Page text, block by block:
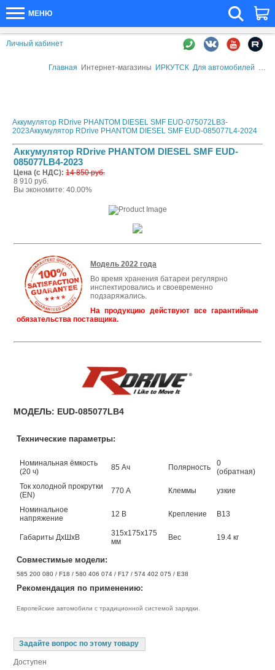
МЕНЮ
Личный кабинет
Главная Интернет-магазины ИРКУТСК Для автомобилей
Аккумулятор RDrive PHANTOM DIESEL SMF EUD-075072LB3-
2023Аккумулятор RDrive PHANTOM DIESEL SMF EUD-085077L4-2024
Аккумулятор RDrive PHANTOM DIESEL SMF EUD-
085077LB4-2023
Цена (с НДС): 14 850 руб.
8 910 руб.
Вы экономите: 40.00%
Модель 2022 года
Во время хранения батареи регулярно
инспектировались и своевременно
подзаряжались.
На продукцию действуют все гарантийные
обязательства поставщика.
МОДЕЛЬ: EUD-085077LB4
Технические параметры:
Номинальная ёмкость
(20 ч)
85 Ач Полярность
0
(обратная)
Ток холодной прокрутки
(EN)
770 А Клеммы узкие
Номинальное
напряжение
12 В Крепление B13
Габариты ДхШхВ
315х175х175
мм
Вес 19.4 кг
Совместимые модели:
585 200 080 / F18 / 580 406 074 / F17 / 574 402 075 / E38
Рекомендация по применению:
Европейские автомобили с традиционной системой зарядки.
Задайте вопрос по этому товару
Доступен